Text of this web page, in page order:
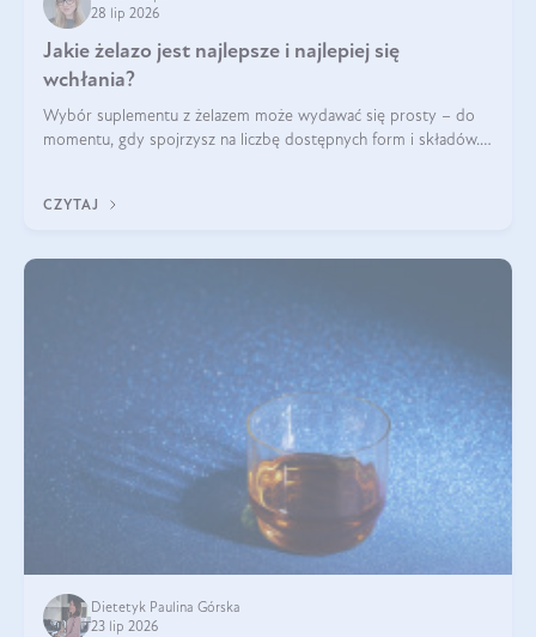
28 lip 2026
Jakie żelazo jest najlepsze i najlepiej się
wchłania?
Wybór suplementu z żelazem może wydawać się prosty – do
momentu, gdy spojrzysz na liczbę dostępnych form i składów.
zawierać suplement?
CZYTAJ
Dietetyk Paulina Górska
23 lip 2026